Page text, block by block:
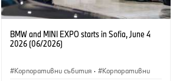
BMW and MINI EXPO starts in Sofia, June 4
2026 (06/2026)
Корпоративни събития · Корпоративни